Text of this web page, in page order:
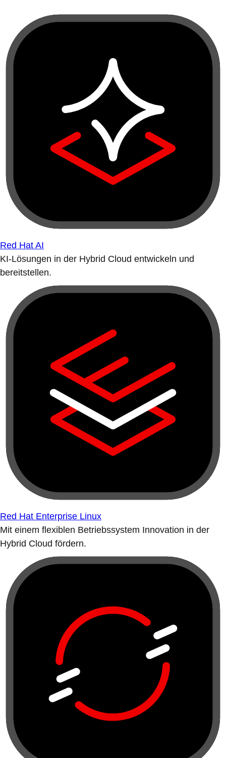
Red Hat AI
KI-Lösungen in der Hybrid Cloud entwickeln und
bereitstellen.
Red Hat Enterprise Linux
Mit einem flexiblen Betriebssystem Innovation in der
Hybrid Cloud fördern.